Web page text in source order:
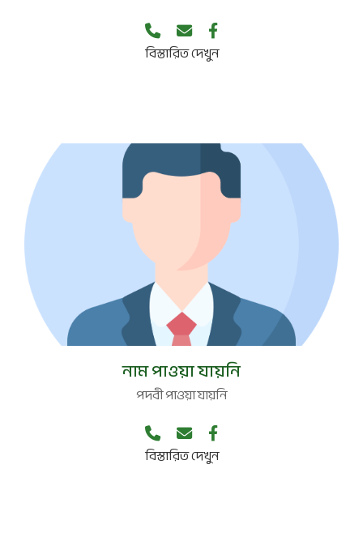
বিস্তারিত দেখুন
নাম পাওয়া যায়নি
পদবী পাওয়া যায়নি
বিস্তারিত দেখুন